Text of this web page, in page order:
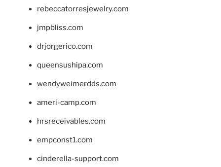
rebeccatorresjewelry.com
jmpbliss.com
drjorgerico.com
queensushipa.com
wendyweimerdds.com
ameri-camp.com
hrsreceivables.com
empconst1.com
cinderella-support.com